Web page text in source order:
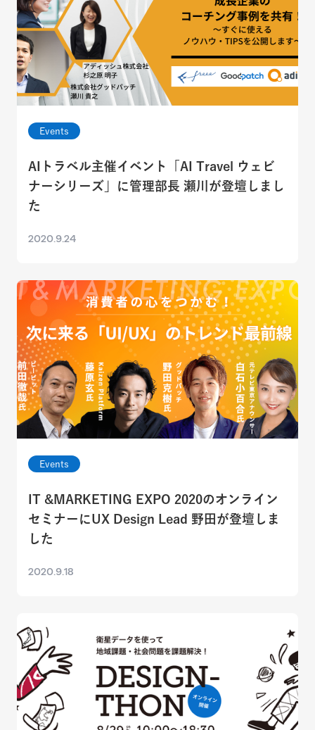
Events
AIトラベル主催イベント「AI Travel ウェビ
ナーシリーズ」に管理部長 瀬川が登壇しまし
た
2020.9.24
Events
IT &MARKETING EXPO 2020のオンライン
セミナーにUX Design Lead 野田が登壇しま
した
2020.9.18